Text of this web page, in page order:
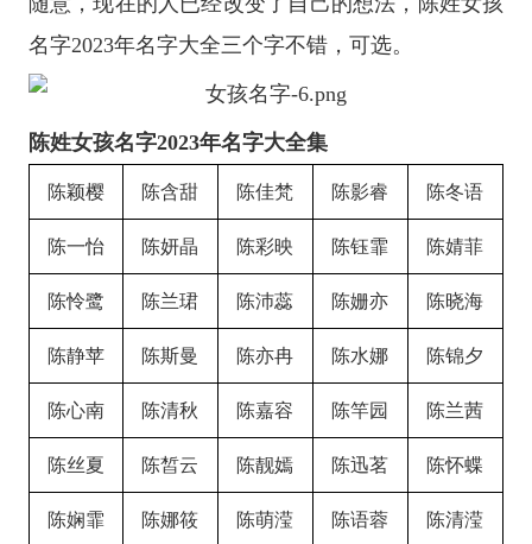
名字2023年名字大全三个字不错，可选。
陈姓女孩名字2023年名字大全集
陈颖樱 陈含甜 陈佳梵 陈影睿 陈冬语
陈一怡 陈妍晶 陈彩映 陈钰霏 陈婧菲
陈怜鹭 陈兰珺 陈沛蕊 陈姗亦 陈晓海
陈静苹 陈斯曼 陈亦冉 陈水娜 陈锦夕
陈心南 陈清秋 陈嘉容 陈竿园 陈兰茜
陈丝夏 陈皙云 陈靓嫣 陈迅茗 陈怀蝶
陈娴霏 陈娜筱 陈萌滢 陈语蓉 陈清滢